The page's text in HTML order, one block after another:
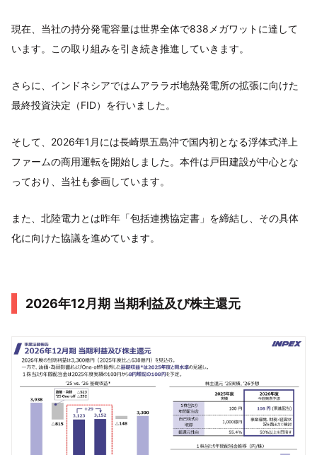
現在、当社の持分発電容量は世界全体で838メガワットに達して
います。この取り組みを引き続き推進していきます。
さらに、インドネシアではムアララボ地熱発電所の拡張に向けた
最終投資決定（FID）を行いました。
そして、2026年1月には長崎県五島沖で国内初となる浮体式洋上
ファームの商用運転を開始しました。本件は戸田建設が中心とな
っており、当社も参画しています。
また、北陸電力とは昨年「包括連携協定書」を締結し、その具体
化に向けた協議を進めています。
2026年12月期 当期利益及び株主還元